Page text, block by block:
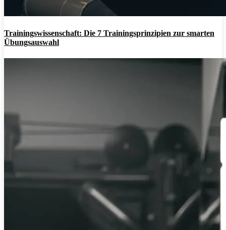
Trainingswissenschaft: Die 7 Trainingsprinzipien zur smarten
Übungsauswahl